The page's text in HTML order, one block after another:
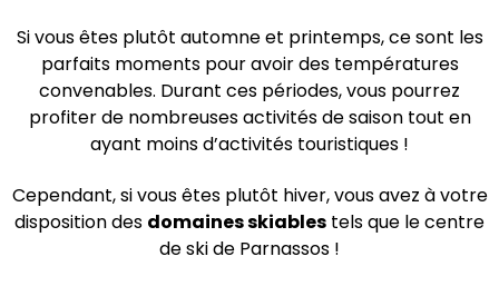
Si vous êtes plutôt automne et printemps, ce sont les
parfaits moments pour avoir des températures
convenables. Durant ces périodes, vous pourrez
profiter de nombreuses activités de saison tout en
ayant moins d’activités touristiques !
Cependant, si vous êtes plutôt hiver, vous avez à votre
disposition des domaines skiables tels que le centre
de ski de Parnassos !